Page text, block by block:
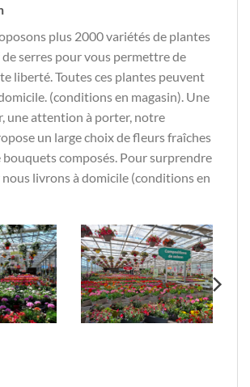
plus 2000 variétés de plantes
de serres pour vous permettre de
liberté. Toutes ces plantes peuvent
(conditions en magasin). Une
une attention à porter, notre
un large choix de fleurs fraîches
bouquets composés. Pour surprendre
livrons à domicile (conditions en